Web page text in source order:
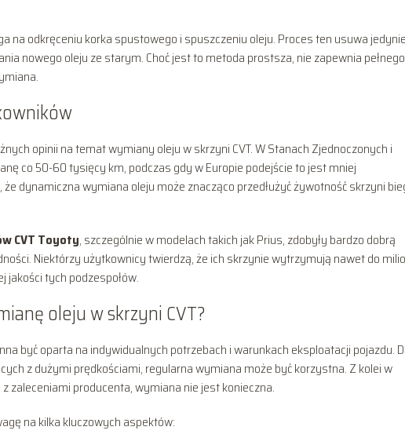
na odkręceniu korka spustowego i spuszczeniu oleju. Proces ten usuwa jedynie
nowego oleju ze starym. Choć jest to metoda prostsza, nie zapewnia pełnego
opinii na temat wymiany oleju w skrzyni CVT. W Stanach Zjednoczonych i
co 50-60 tysięcy km, podczas gdy w Europie podejście to jest mniej
dynamiczna wymiana oleju może znacząco przedłużyć żywotność skrzyni
CVT Toyoty, szczególnie w modelach takich jak Prius, zdobyły bardzo dobrą
Niektórzy użytkownicy twierdzą, że ich skrzynie wytrzymują nawet do
jakości tych podzespołów.
oleju w skrzyni CVT?
być oparta na indywidualnych potrzebach i warunkach eksploatacji pojazdu.
z dużymi prędkościami, regularna wymiana może być korzystna. Z kolei w
zaleceniami producenta, wymiana nie jest konieczna.
na kilka kluczowych aspektów: